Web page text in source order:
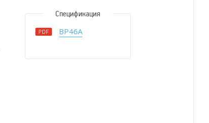
Спецификация
PDF BP46A